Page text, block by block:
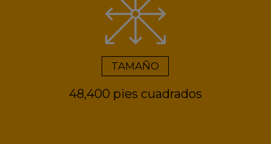
TAMAÑO
48,400 pies cuadrados